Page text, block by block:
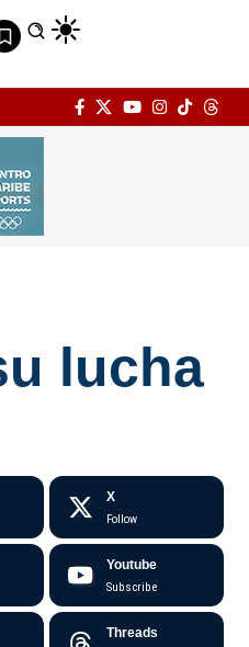
lucha
X
Follow
Youtube
Subscribe
Threads